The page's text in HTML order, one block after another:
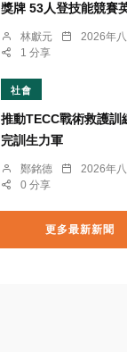
獎牌 53人登技能競賽
林獻元 2026年
1 分享
社會
推動TECC戰術救護訓
完訓生力軍
鄭銘德 2026年
0 分享
更多最新新聞